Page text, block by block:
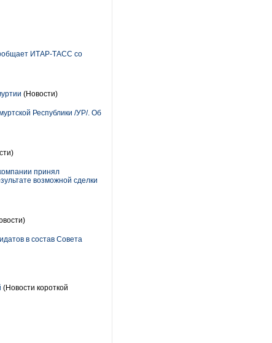
ИТАР-ТАСС со
(Новости)
Республики /УР/. Об
принял
возможной сделки
в состав Совета
(Новости короткой